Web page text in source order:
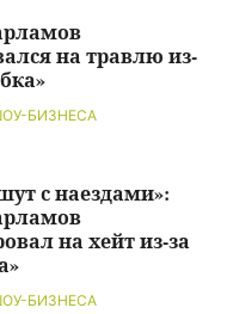
БИЗНЕСА
на травлю из-
БИЗНЕСА
с наездами»:
на хейт из-за